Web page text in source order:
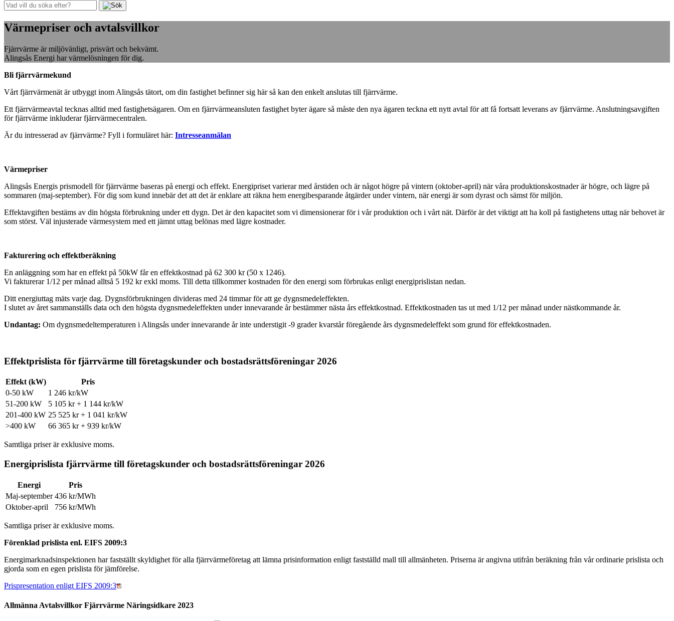
Värmepriser och avtalsvillkor
Fjärrvärme är miljövänligt, prisvärt och bekvämt.
Alingsås Energi har värmelösningen för dig.
Bli fjärrvärmekund
Vårt fjärrvärmenät är utbyggt inom Alingsås tätort, om din fastighet befinner sig här så kan den enkelt anslutas till fjärrvärme.
Ett fjärrvärmeavtal tecknas alltid med fastighetsägaren. Om en fjärrvärmeansluten fastighet byter ägare så måste den nya ägaren teckna ett nytt avtal för att få fortsatt leverans av fjärrvärme. Anslutningsavgiften
för fjärrvärme inkluderar fjärrvärmecentralen.
Är du intresserad av fjärrvärme? Fyll i formuläret här: Intresseanmälan
Värmepriser
Alingsås Energis prismodell för fjärrvärme baseras på energi och effekt. Energipriset varierar med årstiden och är något högre på vintern (oktober-april) när våra produktionskostnader är högre, och lägre på
sommaren (maj-september). För dig som kund innebär det att det är enklare att räkna hem energibesparande åtgärder under vintern, när energi är som dyrast och sämst för miljön.
Effektavgiften bestäms av din högsta förbrukning under ett dygn. Det är den kapacitet som vi dimensionerar för i vår produktion och i vårt nät. Därför är det viktigt att ha koll på fastighetens uttag när behovet är
som störst. Väl injusterade värmesystem med ett jämnt uttag belönas med lägre kostnader.
Fakturering och effektberäkning
En anläggning som har en effekt på 50kW får en effektkostnad på 62 300 kr (50 x 1246).
Vi fakturerar 1/12 per månad alltså 5 192 kr exkl moms. Till detta tillkommer kostnaden för den energi som förbrukas enligt energiprislistan nedan.
Ditt energiuttag mäts varje dag. Dygnsförbrukningen divideras med 24 timmar för att ge dygnsmedeleffekten.
I slutet av året sammanställs data och den högsta dygnsmedeleffekten under innevarande år bestämmer nästa års effektkostnad. Effektkostnaden tas ut med 1/12 per månad under nästkommande år.
Undantag: Om dygnsmedeltemperaturen i Alingsås under innevarande år inte understigit -9 grader kvarstår föregående års dygnsmedeleffekt som grund för effektkostnaden.
Effektprislista för fjärrvärme till företagskunder och bostadsrättsföreningar 2026
Effekt (kW)
Pris
0-50 kW
1 246 kr/kW
51-200 kW
5 105 kr + 1 144 kr/kW
201-400 kW 25 525 kr + 1 041 kr/kW
>400 kW
66 365 kr + 939 kr/kW
Samtliga priser är exklusive moms.
Energiprislista fjärrvärme till företagskunder och bostadsrättsföreningar 2026
Energi
Pris
Maj-september 436 kr/MWh
Oktober-april
756 kr/MWh
Samtliga priser är exklusive moms.
Förenklad prislista enl. EIFS 2009:3
Energimarknadsinspektionen har fastställt skyldighet för alla fjärrvärmeföretag att lämna prisinformation enligt fastställd mall till allmänheten. Priserna är angivna utifrån beräkning från vår ordinarie prislista och
gjorda som en egen prislista för jämförelse.
Prispresentation enligt EIFS 2009:3
Allmänna Avtalsvillkor Fjärrvärme Näringsidkare 2023